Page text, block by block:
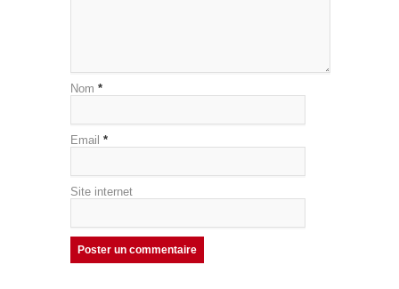
Nom *
Email *
Site internet